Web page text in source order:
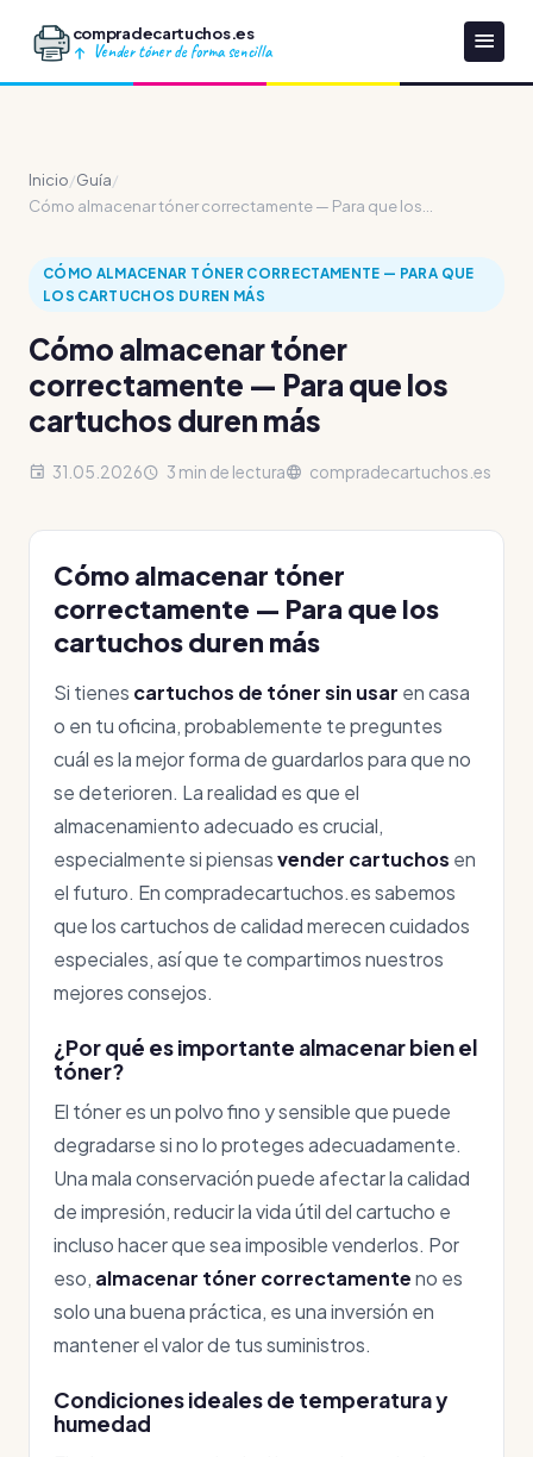
compradecartuchos.es
Vender tóner de forma sencilla
Inicio/Guía/
Cómo almacenar tóner correctamente — Para que los...
CÓMO ALMACENAR TÓNER CORRECTAMENTE — PARA QUE
LOS CARTUCHOS DUREN MÁS
Cómo almacenar tóner
correctamente — Para que los
cartuchos duren más
31.05.2026 3 min de lectura compradecartuchos.es
Cómo almacenar tóner
correctamente — Para que los
cartuchos duren más
Si tienes cartuchos de tóner sin usar en casa
o en tu oficina, probablemente te preguntes
cuál es la mejor forma de guardarlos para que no
se deterioren. La realidad es que el
almacenamiento adecuado es crucial,
especialmente si piensasvender cartuchos en
el futuro. En compradecartuchos.es sabemos
que los cartuchos de calidad merecen cuidados
especiales, así que te compartimos nuestros
mejores consejos.
¿Por qué es importante almacenar bien el
tóner?
El tóner es un polvo fino y sensible que puede
degradarse si no lo proteges adecuadamente.
Una mala conservación puede afectar la calidad
de impresión, reducir la vida útil del cartucho e
incluso hacer que sea imposible venderlos. Por
eso, almacenar tóner correctamenteno es
solo una buena práctica, es una inversión en
mantener el valor de tus suministros.
Condiciones ideales de temperatura y
humedad